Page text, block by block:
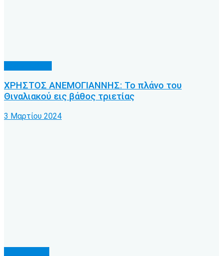
ΧΡΗΣΤΟΣ ΑΝΕΜΟΓΙΑΝΝΗΣ: Το πλάνο του
Θιναλιακού εις βάθος τριετίας
3 Μαρτίου 2024